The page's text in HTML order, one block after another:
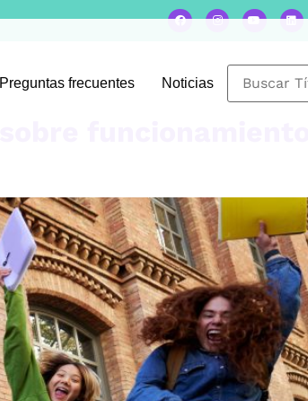
Preguntas frecuentes Noticias